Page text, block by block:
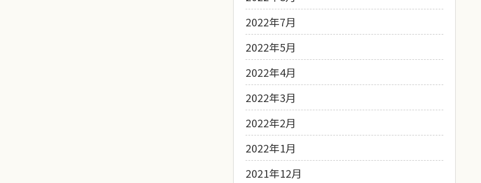
2022年7月
2022年5月
2022年4月
2022年3月
2022年2月
2022年1月
2021年12月